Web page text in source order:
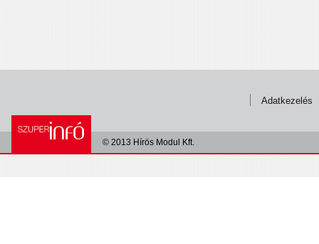
Adatkezelés
© 2013 Hírös Modul Kft.